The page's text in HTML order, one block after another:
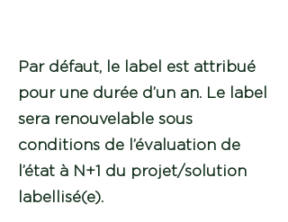
Par défaut, le label est attribué
pour une durée d’un an. Le label
sera renouvelable sous
conditions de l’évaluation de
l’état à N+1 du projet/solution
labellisé(e).